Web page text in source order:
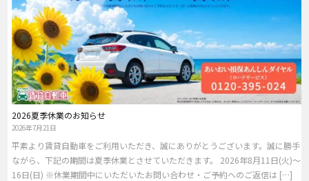
2026夏季休業のお知らせ
2026年7月21日
平素より賃貸自動車をご利用いただき、誠にありがとうございます。誠に勝手
ながら、下記の期間は夏季休業とさせていただきます。 2026年8月11日(火)～
16日(日) ※休業期間中にいただいたお問い合わせ・ご予約へのご返信は […]